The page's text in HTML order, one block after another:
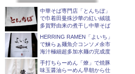
中華そば専門店「とんちぼ」
で巾着田曼殊沙華の紅い絨毯
多賀野由来の煮干し中華そば
HERRING RAMEN「よいち」
で鰊らぁ麺魚介コンソメ余市
海汁極細超多加水麺の完成度
手打ちらーめん「燎」で焼豚
味玉醤油らーめん早朝から仕